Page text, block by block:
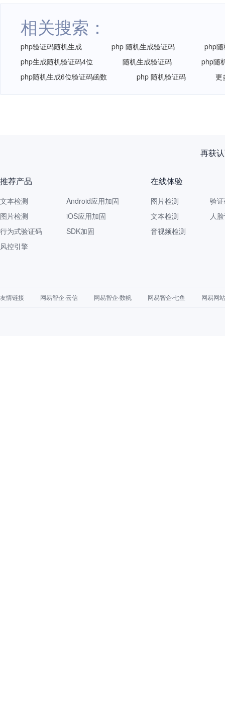
相关搜索：
php验证码随机生成 php 随机生成验证码
php
php生成随机验证码4位
随机生成验证码
php随
php随机生成6位验证码函数
php 随机验证码 更
再获
推荐产品
文本检测
图片检测
行为式验证码
风控引擎
Android应用加固
iOS应用加固
SDK加固
在线体验
图片检测
文本检测
音视频检测
验
人
友情链接 网易智企·云信 网易智企·数帆 网易智企·七鱼 网易网